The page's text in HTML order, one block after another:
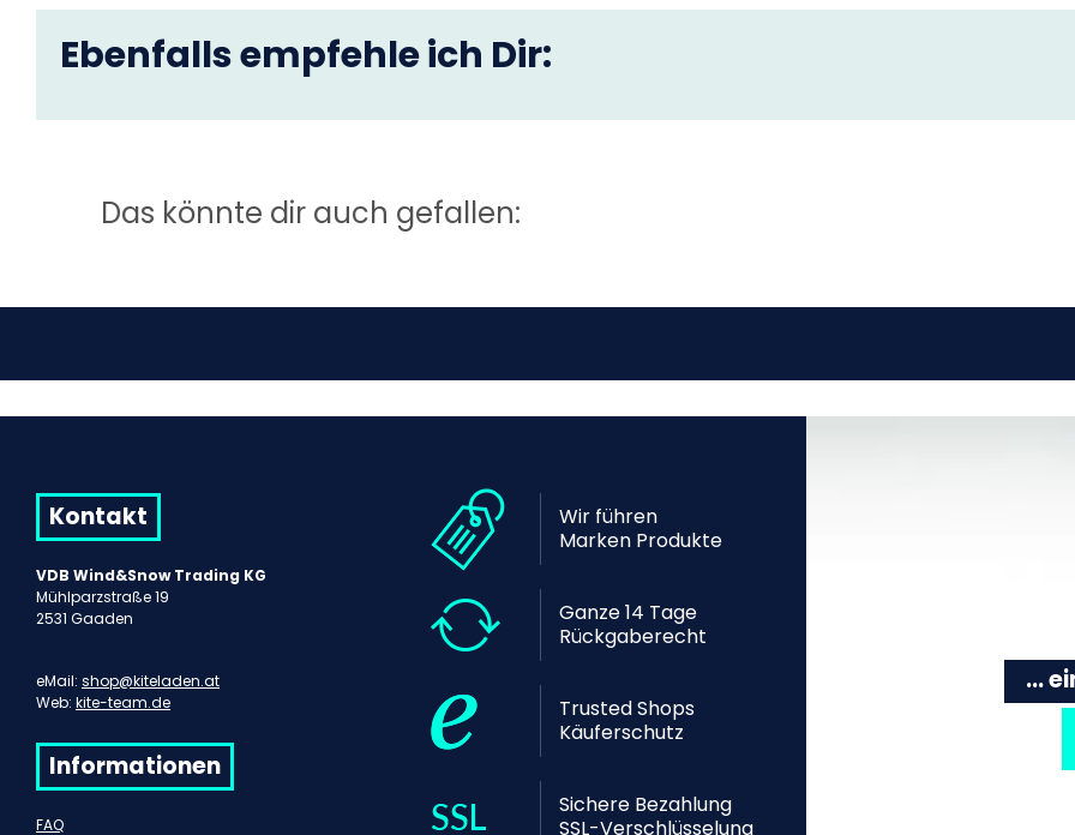
Ebenfalls empfehle ich Dir:
Das könnte dir auch gefallen:
Kontakt
VDB Wind&Snow Trading KG
Mühlparzstraße 19
2531 Gaaden
eMail: shop@kiteladen.at
Web: kite-team.de
Informationen
FAQ
Wir führen
Marken Produkte
Ganze 14 Tage
Rückgaberecht
Trusted Shops
Käuferschutz
Sichere Bezahlung
SSL-Verschlüsselung
...